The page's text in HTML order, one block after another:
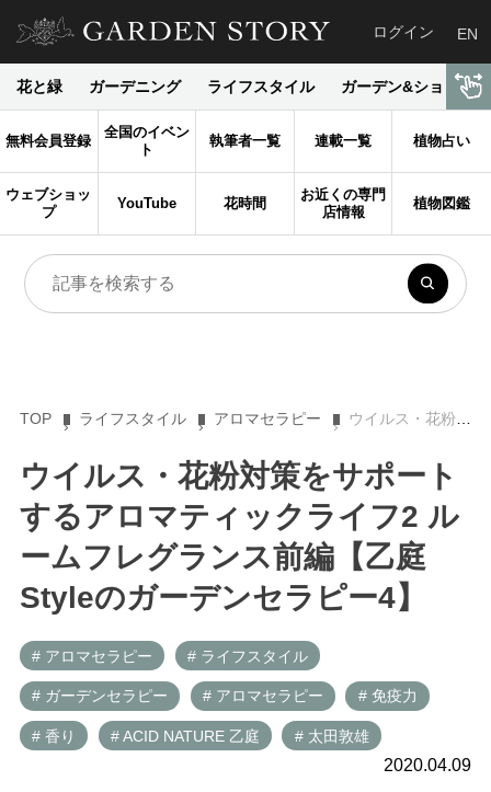
ログイン EN
花と緑 ガーデニング ライフスタイル ガーデン&ショップ
無料会員登録
全国のイベン
ト
執筆者一覧 連載一覧 植物占い
ウェブショッ
プ
YouTube 花時間
お近くの専門
店情報
植物図鑑
TOP ライフスタイル アロマセラピー ウイルス・花粉対策をサポートするアロマティックライフ2 ルームフレグランス前編【乙庭Styleのガーデンセラピー4】
ウイルス・花粉対策をサポート
するアロマティックライフ2 ル
ームフレグランス前編【乙庭
Styleのガーデンセラピー4】
# アロマセラピー # ライフスタイル
# ガーデンセラピー # アロマセラピー # 免疫力
# 香り # ACID NATURE 乙庭 # 太田敦雄
2020.04.09